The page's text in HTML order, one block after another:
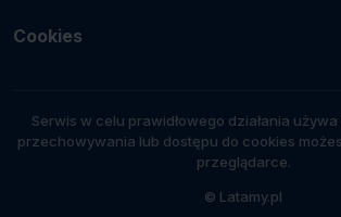
Cookies
Serwis w celu prawidłowego działania
przechowywania lub dostępu do cookies
przeglądarce.
© Latamy.pl